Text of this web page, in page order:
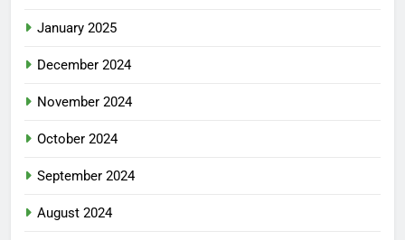
January 2025
December 2024
November 2024
October 2024
September 2024
August 2024